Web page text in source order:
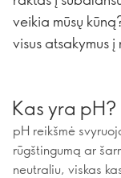
veikia mūsų
visus atsakymus į
Kas yra pH?
pH reikšmė
rūgštingumą ar
neutraliu, viskas